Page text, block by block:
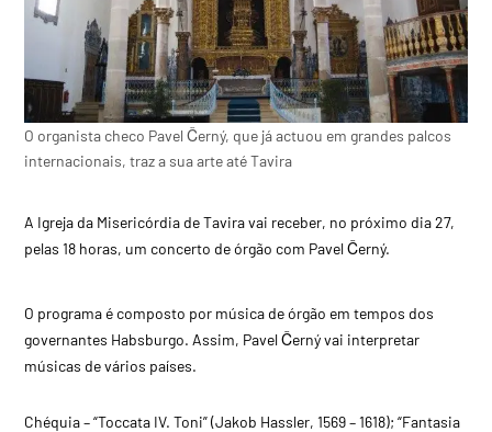
O organista checo Pavel Černý, que já actuou em grandes palcos
internacionais, traz a sua arte até Tavira
A Igreja da Misericórdia de Tavira vai receber, no próximo dia 27,
pelas 18 horas, um concerto de órgão com Pavel Černý.
O programa é composto por música de órgão em tempos dos
governantes Habsburgo. Assim, Pavel Černý vai interpretar
músicas de vários países.
Chéquia – “Toccata IV. Toni” (Jakob Hassler, 1569 – 1618); “Fantasia